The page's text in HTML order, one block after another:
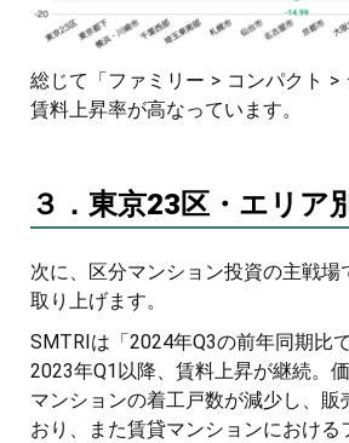
総じて「ファミリー > コンパクト >
賃料上昇率が高なっています。
３．東京23区・エリア
次に、区分マンション投資の主戦場
取り上げます。
SMTRIは「2024年Q3の前年同期比
2023年Q1以降、賃料上昇が継続。
マンションの着工戸数が減少し、販
おり、また賃貸マンションにおける